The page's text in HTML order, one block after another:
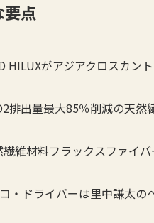
要点
HILUXがアジアクロスカン
排出量最大85％削減の天然
維材料フラックスファイ
・ドライバーは里中謙太の